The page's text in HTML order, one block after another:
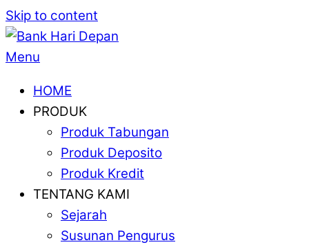
Skip to content
Menu
HOME
PRODUK
Produk Tabungan
Produk Deposito
Produk Kredit
TENTANG KAMI
Sejarah
Susunan Pengurus